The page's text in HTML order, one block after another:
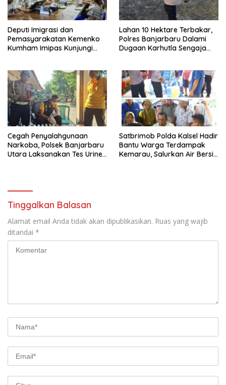
Deputi Imigrasi dan
Pemasyarakatan Kemenko
Kumham Imipas Kunjungi
Lahan 10 Hektare Terbakar,
Polres Banjarbaru Dalami
Dugaan Karhutla Sengaja
Cegah Penyalahgunaan
Narkoba, Polsek Banjarbaru
Utara Laksanakan Tes Urine
Satbrimob Polda Kalsel Hadir
Bantu Warga Terdampak
Kemarau, Salurkan Air Bersih
Tinggalkan Balasan
Alamat email Anda tidak akan dipublikasikan. Ruas yang wajib
ditandai *